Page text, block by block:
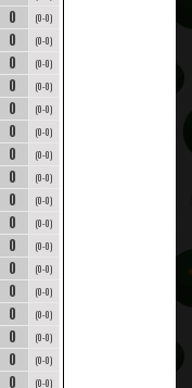
0 (0-0)
0 (0-0)
0 (0-0)
0 (0-0)
0 (0-0)
0 (0-0)
0 (0-0)
0 (0-0)
0 (0-0)
0 (0-0)
0 (0-0)
0 (0-0)
0 (0-0)
0 (0-0)
0 (0-0)
0 (0-0)
0 (0-0)